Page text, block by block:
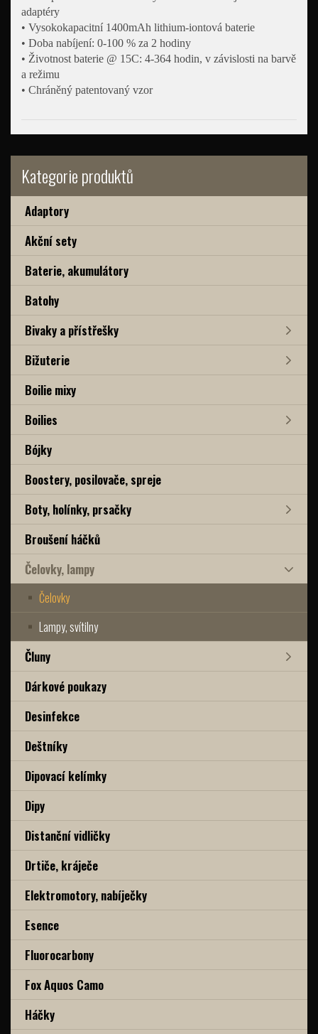
Kategorie produktů
Adaptory
Akční sety
Baterie, akumulátory
Batohy
Bivaky a přístřešky
Bižuterie
Boilie mixy
Boilies
Bójky
Boostery, posilovače, spreje
Boty, holínky, prsačky
Broušení háčků
Čelovky, lampy
Čelovky
Lampy, svítilny
Čluny
Dárkové poukazy
Desinfekce
Deštníky
Dipovací kelímky
Dipy
Distanční vidličky
Drtiče, kráječe
Elektromotory, nabíječky
Esence
Fluorocarbony
Fox Aquos Camo
Háčky
adaptéry
• Vysokokapacitní 1400mAh lithium-iontová baterie
• Doba nabíjení: 0-100 % za 2 hodiny
• Životnost baterie @ 15C: 4-364 hodin, v závislosti na barvě
a režimu
• Chráněný patentovaný vzor